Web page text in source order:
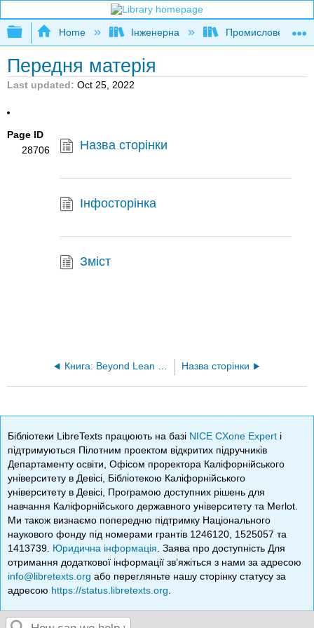
Expand/collapse global hierarchy
Home Інженерна Промислове та
Передня матерія
Last updated Oct 25, 2022
Page ID
28706
Назва сторінки
Інфосторінка
Зміст
Книга: Beyond Lean - Моделювання на практиці (Standridge) Назва сторінки
Бібліотеки LibreTexts працюють на базі NICE CXone Expert і
підтримуються Пілотним проектом відкритих підручників
Департаменту освіти, Офісом проректора Каліфорнійського
університету в Девісі, Бібліотекою Каліфорнійського
університету в Девісі, Програмою доступних рішень для
навчання Каліфорнійського державного університету та Merlot.
Ми також визнаємо попередню підтримку Національного
наукового фонду під номерами грантів 1246120, 1525057 та
1413739. Юридична інформація . Заява про доступність Для
отримання додаткової інформації зв’яжіться з нами за адресою
info@libretexts.org або перегляньте нашу сторінку статусу за
адресою https://status.libretexts.org